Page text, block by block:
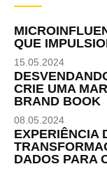
QUE
15.05.2024
CRIE UMA
BRAND BOOK
08.05.2024
EXPERIÊNCIA
DADOS PARA